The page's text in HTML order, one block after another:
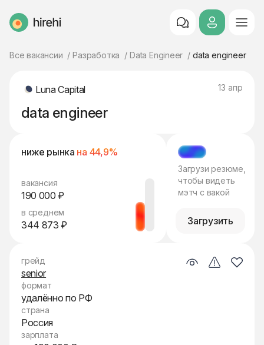
HireHi
Все вакансии Разработка Data Engineer data engineer
Luna Capital 13 апр
data engineer
ниже рынка на 44,9%
вакансия
190 000 ₽
в среднем
344 873 ₽
МЭТЧ
Загрузи резюме,
чтобы видеть
мэтч с вакой
Загрузить
грейд
senior
формат
удалённо по РФ
страна
Россия
зарплата